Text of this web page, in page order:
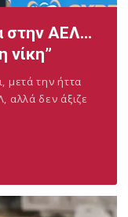
στην ΑΕΛ…
νίκη”
μετά την ήττα
αλλά δεν άξιζε